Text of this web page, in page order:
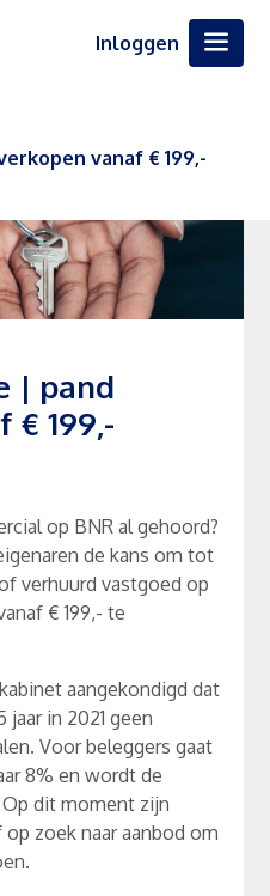
Inloggen
vanaf € 199,-
| pand
€ 199,-
op BNR al gehoord?
de kans om tot
verhuurd vastgoed op
€ 199,- te
aangekondigd dat
jaar in 2021 geen
Voor beleggers gaat
8% en wordt de
dit moment zijn
zoek naar aanbod om